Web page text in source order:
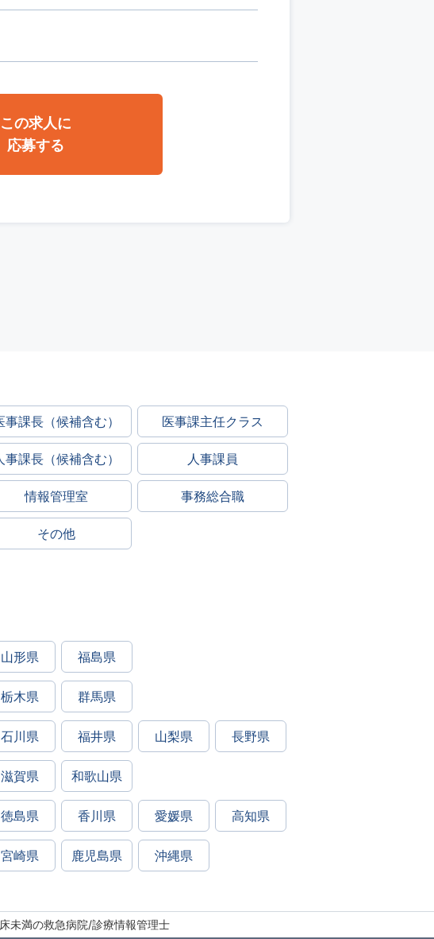
この求人に
応募する
事課長（候補含む） 医事課主任クラス
事課長（候補含む） 人事課員
情報管理室 事務総合職
その他
山形県 福島県
栃木県 群馬県
石川県 福井県 山梨県 長野県
滋賀県 和歌山県
徳島県 香川県 愛媛県 高知県
宮崎県 鹿児島県 沖縄県
未満の救急病院/診療情報管理士